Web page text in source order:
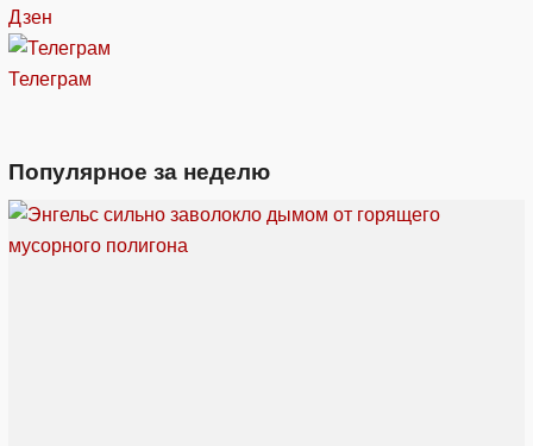
Дзен
Телеграм
Популярное за неделю